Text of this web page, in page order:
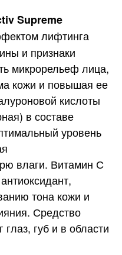
Supreme
лифтинга
и признаки
микрорельеф лица,
кожи и повышая ее
кислоты
в составе
уровень
влаги. Витамин С
тона кожи и
Средство
губ и в области